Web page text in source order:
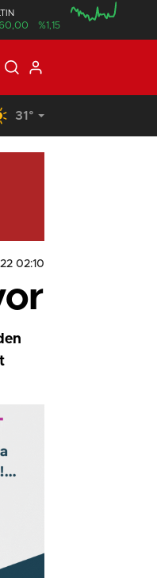
%1,15
Jandarma Astsubayın Eşi
31°
02:10